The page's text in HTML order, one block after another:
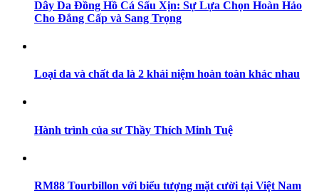
Dây Da Đồng Hồ Cá Sấu Xịn: Sự Lựa Chọn Hoàn Hảo
Cho Đẳng Cấp và Sang Trọng
Loại da và chất da là 2 khái niệm hoàn toàn khác nhau
Hành trình của sư Thầy Thích Minh Tuệ
RM88 Tourbillon với biểu tượng mặt cười tại Việt Nam